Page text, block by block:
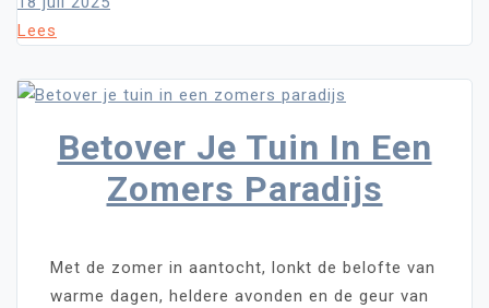
Lees
Betover Je Tuin In Een
Zomers Paradijs
Met de zomer in aantocht, lonkt de belofte van
warme dagen, heldere avonden en de geur van